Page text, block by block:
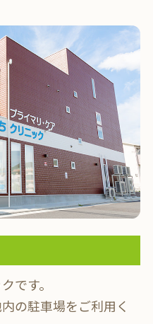
です。
の駐車場をご利用く